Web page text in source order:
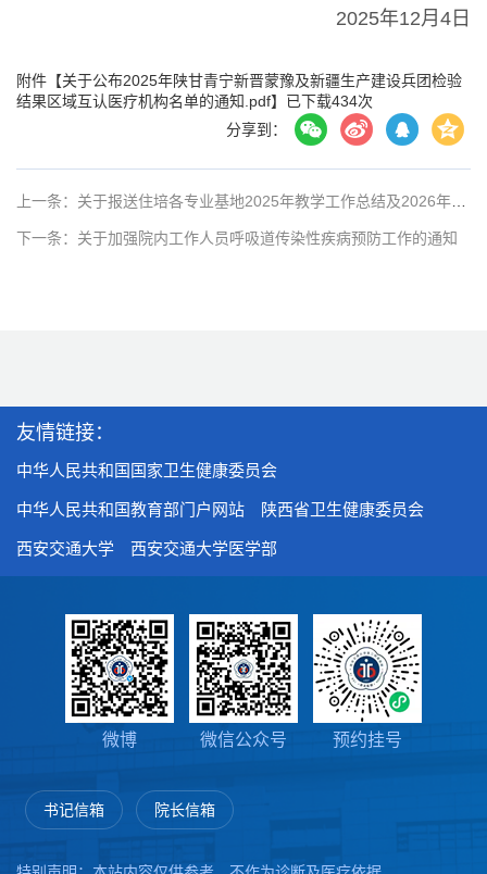
2025年12月4日
附件【关于公布2025年陕甘青宁新晋蒙豫及新疆生产建设兵团检验
结果区域互认医疗机构名单的通知.pdf】已下载434次
分享到：
下一条：关于加强院内工作人员呼吸道传染性疾病预防工作的通知
友情链接：
中华人民共和国国家卫生健康委员会
中华人民共和国教育部门户网站 陕西省卫生健康委员会
西安交通大学 西安交通大学医学部
微博 微信公众号 预约挂号
书记信箱 院长信箱